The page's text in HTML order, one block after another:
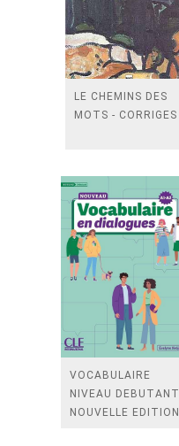
LE CHEMINS DES
MOTS - CORRIGES
VOCABULAIRE
NIVEAU DEBUTANT
NOUVELLE EDITION